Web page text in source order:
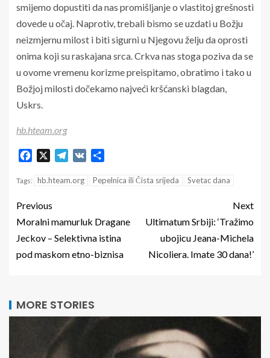
smijemo dopustiti da nas promišljanje o vlastitoj grešnosti
dovede u očaj. Naprotiv, trebali bismo se uzdati u Božju
neizmjernu milost i biti sigurni u Njegovu želju da oprosti
onima koji su raskajana srca. Crkva nas stoga poziva da se
u ovome vremenu korizme preispitamo, obratimo i tako u
Božjoj milosti dočekamo najveći kršćanski blagdan,
Uskrs.
hb.hteam.org
Facebook Telegram
VK
Tags: hb.hteam.org Pepelnica ili Čista srijeda Svetac dana
Previous
Moralni mamurluk Dragane
Jeckov – Selektivna istina
pod maskom etno-biznisa
Next
Ultimatum Srbiji: ‘Tražimo
ubojicu Jeana-Michela
Nicoliera. Imate 30 dana!’
MORE STORIES